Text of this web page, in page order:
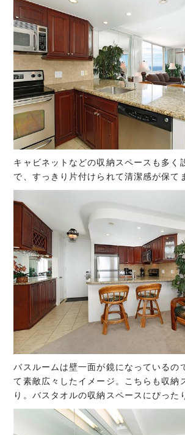
キャビネットなどの収納スペースも多く
で、すっきり片付けられて清潔感が保て
バスルームは壁一面が鏡になっているの
て素敵広々したイメージ。こちらも収納
り。バスタオルの収納スペースにぴった